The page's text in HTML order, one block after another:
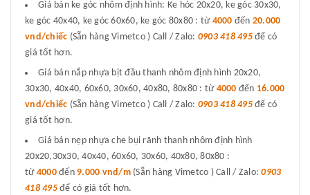
Giá bán ke góc nhôm định hình: Ke hóc 20x20, ke góc 30x30,
ke góc 40x40, ke góc 60x60, ke góc 80x80 : từ 4000 đến 20.000
vnd/chiếc (Sẵn hàng Vimetco ) Call / Zalo: 0903 418 495để có
giá tốt hơn.
Giá bán nắp nhựa bịt đầu thanh nhôm định hình 20x20,
30x30, 40x40, 60x60, 30x60, 40x80, 80x80 : từ 4000 đến 16.000
vnd/chiếc (Sẵn hàng Vimetco ) Call / Zalo: 0903 418 495để có
giá tốt hơn.
Giá bán nẹp nhựa che bụi rãnh thanh nhôm định hình
20x20,30x30, 40x40, 60x60, 30x60, 40x80, 80x80 :
từ 4000đến 9.000 vnd/m(Sẵn hàng Vimetco ) Call / Zalo:0903
418 495để có giá tốt hơn.